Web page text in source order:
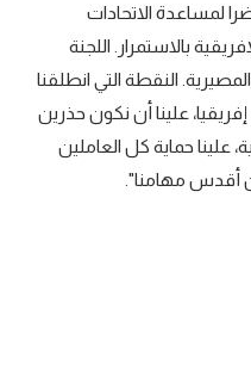
لمساعدة الاتحادات
بالاستمرار. اللجنة
النقطة التي انطلقنا
علينا أن نكون حذرين
علينا حماية كل العاملين
أقدس مهامنا".